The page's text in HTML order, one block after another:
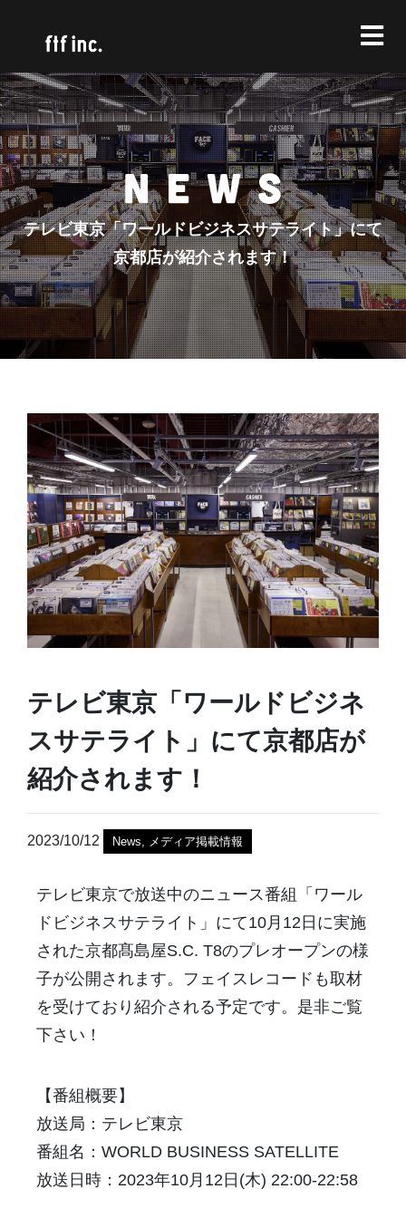
テレビ東京「ワールドビジネスサテライト」にて
京都店が紹介されます！
テレビ東京「ワールドビジネ
スサテライト」にて京都店が
紹介されます！
2023/10/12 News メディア掲載情報
テレビ東京で放送中のニュース番組「ワール
ドビジネスサテライト」にて10月12日に実施
された京都髙島屋S.C. T8のプレオープンの様
子が公開されます。フェイスレコードも取材
を受けており紹介される予定です。是非ご覧
下さい！
【番組概要】
放送局：テレビ東京
番組名：WORLD BUSINESS SATELLITE
放送日時：2023年10月12日(木) 22:00-22:58